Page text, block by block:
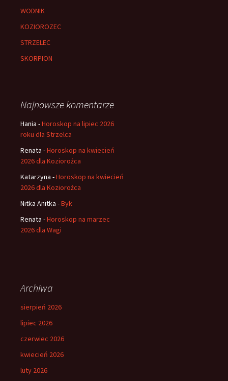
WODNIK
KOZIOROZEC
STRZELEC
SKORPION
Najnowsze komentarze
Hania -Horoskop na lipiec 2026
roku dla Strzelca
Renata -Horoskop na kwiecień
2026 dla Koziorożca
Katarzyna -Horoskop na kwiecień
2026 dla Koziorożca
Nitka Anitka -Byk
Renata -Horoskop na marzec
2026 dla Wagi
Archiwa
sierpień 2026
lipiec 2026
czerwiec 2026
kwiecień 2026
luty 2026